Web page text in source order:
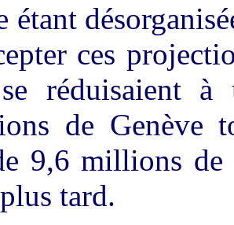
ces
réduisaient à
de
9,6 millions
tard.